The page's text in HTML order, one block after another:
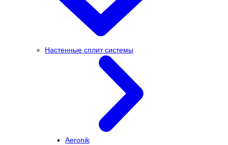
Настенные сплит системы
Aeronik